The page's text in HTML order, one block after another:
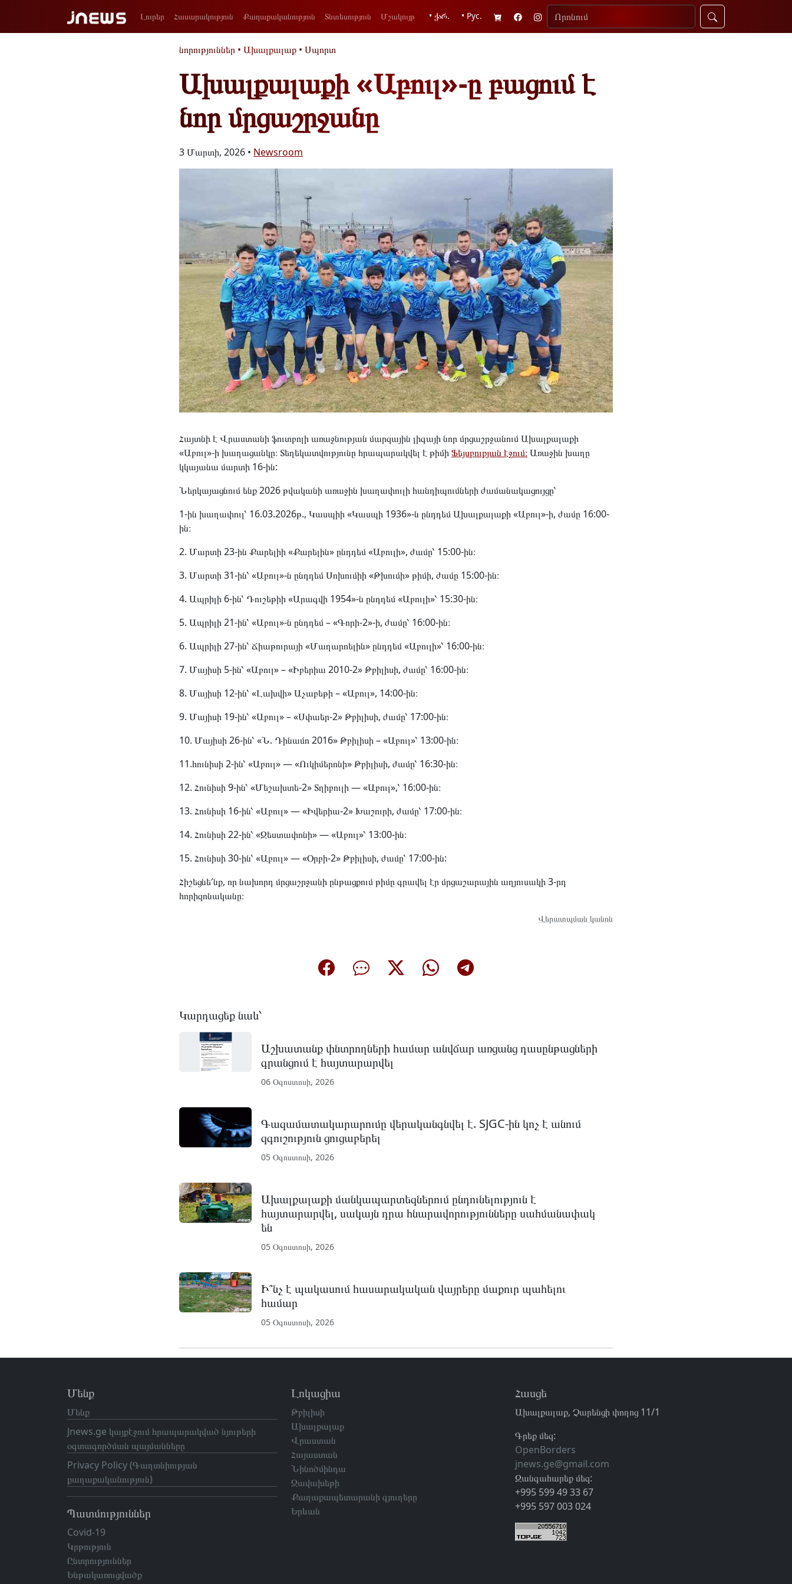
Լուրեր Հասարակություն Քաղաքականություն Տնտեսություն Մշակույթ • ქარ. • Рус.
նորություններ • Ախալքալաք • Սպորտ
Ախալքալաքի «Աբուլ»-ը բացում է
նոր մրցաշրջանը
3 Մարտի, 2026 • Newsroom
Հայտնի է Վրաստանի ֆուտբոլի առաջնության մարզային լիգայի նոր մրցաշրջանում Ախալքալաքի
«Աբուլ»-ի խաղացանկը։ Տեղեկատվությունը հրապարակվել է թիմիՖեյսբուքյան էջում։ Առաջին խաղը
կկայանա մարտի 16-ին:
Ներկայացնում ենք 2026 թվականի առաջին խաղափուլի հանդիպումների ժամանակացույցը՝
1-ին խաղափուլ՝ 16.03.2026թ., Կասպիի «Կասպի 1936»-ն ընդդեմ Ախալքալաքի «Աբուլ»-ի, ժամը 16:00-
ին։
2. Մարտի 23-ին Քարելիի «Քարելին» ընդդեմ «Աբուլի», ժամը՝ 15:00-ին։
3. Մարտի 31-ին՝ «Աբուլ»-ն ընդդեմ Սոխումիի «Թխումի» թիմի, ժամը 15:00-ին։
4. Ապրիլի 6-ին՝ Դուշեթիի «Արագվի 1954»-ն ընդդեմ «Աբուլի»՝ 15:30-ին։
5. Ապրիլի 21-ին՝ «Աբուլ»-ն ընդդեմ – «Գորի-2»-ի, ժամը՝ 16:00-ին։
6. Ապրիլի 27-ին՝ Ճիաթուրայի «Մաղարոելին» ընդդեմ «Աբուլի»՝ 16:00-ին։
7. Մայիսի 5-ին՝ «Աբուլ» – «Իբերիա 2010-2» Թբիլիսի, ժամը՝ 16:00-ին։
8. Մայիսի 12-ին՝ «Լախվի» Աչաբեթի – «Աբուլ», 14:00-ին։
9. Մայիսի 19-ին՝ «Աբուլ» – «Սփաեր-2» Թբիլիսի, ժամը՝ 17:00-ին։
10. Մայիսի 26-ին՝ «Ն. Դինամո 2016» Թբիլիսի – «Աբուլ»՝ 13:00-ին։
11.հունիսի 2-ին՝ «Աբուլ» — «Ուկիմերոնի» Թբիլիսի, ժամը՝ 16:30-ին։
12. Հունիսի 9-ին՝ «Մեշախտե-2» Տղիբուլի — «Աբուլ»,՝ 16:00-ին։
13. Հունիսի 16-ին՝ «Աբուլ» — «Իվերիա-2» Խաշուրի, ժամը՝ 17:00-ին։
14. Հունիսի 22-ին՝ «Զեստափոնի» — «Աբուլ»՝ 13:00-ին։
15. Հունիսի 30-ին՝ «Աբուլ» — «Օրբի-2» Թբիլիսի, ժամը՝ 17:00-ին:
Հիշեցնե՛նք, որ նախորդ մրցաշրջանի ընթացքում թիմը գրավել էր մրցաշարային աղյուսակի 3-րդ
հորիզոնականը։
Վերատպման կանոն
Կարդացեք նաև՝
Աշխատանք փնտրողների համար անվճար առցանց դասընթացների
գրանցում է հայտարարվել
06 Օգոստոսի, 2026
Գազամատակարարումը վերականգնվել է. SJGC-ին կոչ է անում
զգուշություն ցուցաբերել
05 Օգոստոսի, 2026
Ախալքալաքի մանկապարտեզներում ընդունելություն է
հայտարարվել, սակայն դրա հնարավորությունները սահմանափակ
են
05 Օգոստոսի, 2026
Ի՞նչ է պակասում հասարակական վայրերը մաքուր պահելու
համար
05 Օգոստոսի, 2026
Մենք
Մենք
Jnews.ge կայքէջում հրապարակված նյութերի
օգտագործման պայմանները
Privacy Policy (Գաղտնիության
քաղաքականություն)
Պատմություններ
Covid-19
Կրթություն
Ընտրություններ
Ենթակառուցվածք
Լոկացիա
Թբիլիսի
Ախալքալաք
Վրաստան
Հայաստան
Նինոծմինդա
Ջավախեթի
Քաղաքապետարանի գյուղերը
Երևան
Հասցե
Ախալքալաք, Չարենցի փողոց 11/1
Գրեք մեզ:
OpenBorders
jnews.ge@gmail.com
Զանգահարեք մեզ:
+995 599 49 33 67
+995 597 003 024